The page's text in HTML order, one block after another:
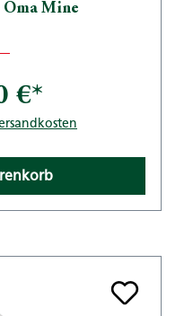
Oma Mine
€*